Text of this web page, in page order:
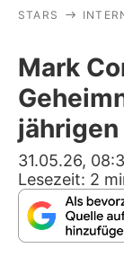
STARS
Mark
jährigen
31.05.26,
Lesezeit: 2